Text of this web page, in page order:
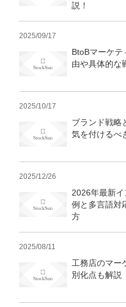
説！
2025/09/17
BtoBマーケ
由や具体的な
2025/10/17
ブランド戦略
気を付けるべ
2025/12/26
2026年最新
例と多言語対
方
2025/08/11
工務店のマー
別化点も解説